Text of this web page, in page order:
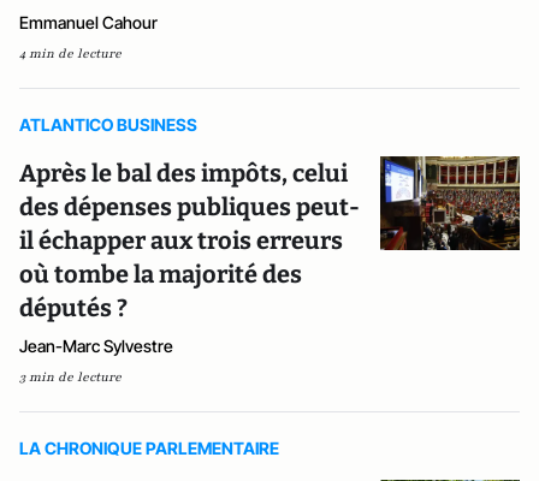
Emmanuel Cahour
4 min de lecture
ATLANTICO BUSINESS
Après le bal des impôts, celui
des dépenses publiques peut-
il échapper aux trois erreurs
où tombe la majorité des
députés ?
Jean-Marc Sylvestre
3 min de lecture
LA CHRONIQUE PARLEMENTAIRE